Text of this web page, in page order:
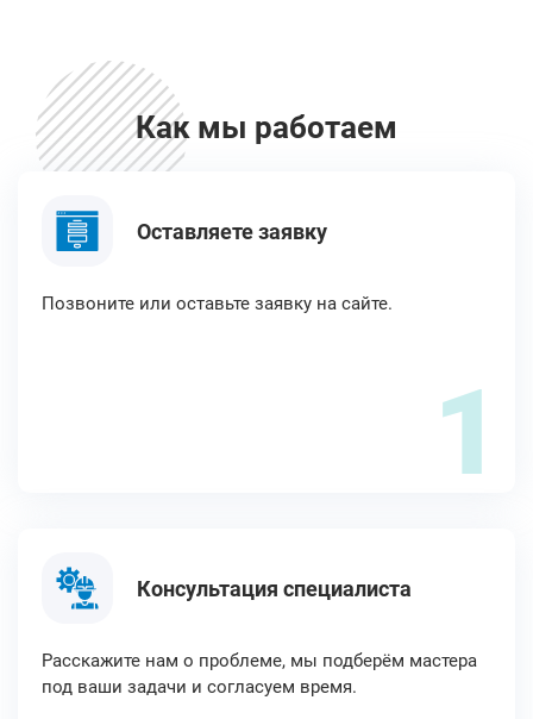
Как мы работаем
Оставляете заявку
Позвоните или оставьте заявку на сайте.
1
Консультация специалиста
Расскажите нам о проблеме, мы подберём мастера
под ваши задачи и согласуем время.